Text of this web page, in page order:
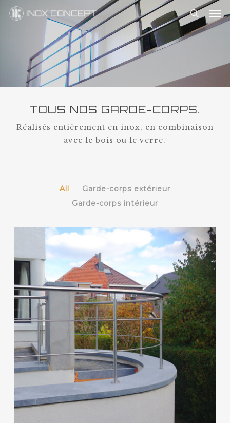
Skip
search
TOUS NOS GARDE-CORPS.
Réalisés entièrement en inox, en combinaison
avec le bois ou le verre.
All
Garde-corps extérieur
Garde-corps intérieur